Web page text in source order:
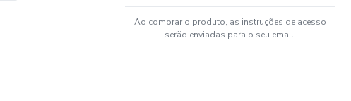
Ao comprar o produto, as instruções de acesso
serão enviadas para o seu email.